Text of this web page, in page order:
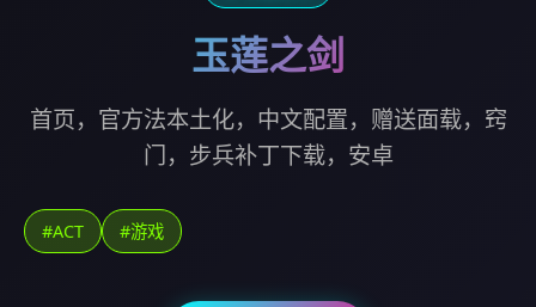
玉莲之剑
首页，官方法本土化，中文配置，赠送面载，窍
门，步兵补丁下载，安卓
#ACT #游戏